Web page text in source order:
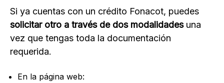
Si ya cuentas con un crédito Fonacot, puedes
solicitar otro a través de dos modalidades una
vez que tengas toda la documentación
requerida.
En la página web: